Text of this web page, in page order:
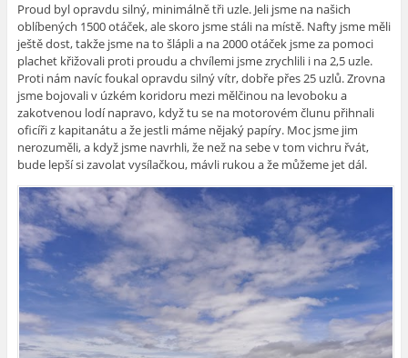
Proud byl opravdu silný, minimálně tři uzle. Jeli jsme na našich
oblíbených 1500 otáček, ale skoro jsme stáli na místě. Nafty jsme měli
ještě dost, takže jsme na to šlápli a na 2000 otáček jsme za pomoci
plachet křižovali proti proudu a chvílemi jsme zrychlili i na 2,5 uzle.
Proti nám navíc foukal opravdu silný vítr, dobře přes 25 uzlů. Zrovna
jsme bojovali v úzkém koridoru mezi mělčinou na levoboku a
zakotvenou lodí napravo, když tu se na motorovém člunu přihnali
oficíři z kapitanátu a že jestli máme nějaký papíry. Moc jsme jim
nerozuměli, a když jsme navrhli, že než na sebe v tom vichru řvát,
bude lepší si zavolat vysílačkou, mávli rukou a že můžeme jet dál.